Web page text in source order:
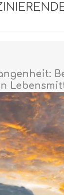
HONIG